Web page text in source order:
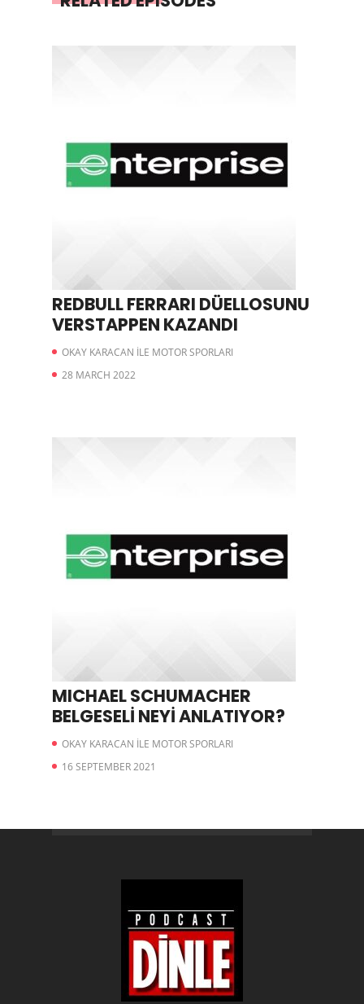
REDBULL FERRARI DÜELLOSUNU
VERSTAPPEN KAZANDI
OKAY KARACAN İLE MOTOR SPORLARI
28 MARCH 2022
MICHAEL SCHUMACHER
BELGESELİ NEYİ ANLATIYOR?
OKAY KARACAN İLE MOTOR SPORLARI
16 SEPTEMBER 2021